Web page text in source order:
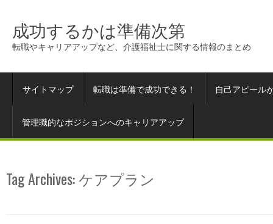
成功するかは準備次第
転職やキャリアアップなど、介護福祉士に関する情報のまとめ
サイトマップ 転職は準備で成功できる！ 自己アピール
管理職的なポジションへのキャリアアップ
Tag Archives:ケアプラン